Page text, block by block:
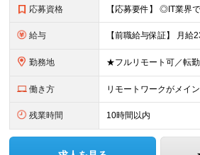
応募資格
給与
勤務地
働き方 リモートワークがメイン
残業時間 10時間以内